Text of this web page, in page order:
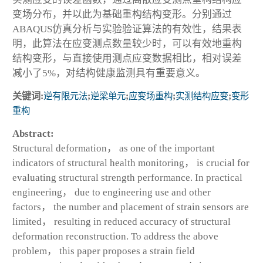
变场分布，并以此为基础重构结构变形。分别通过
ABAQUS仿真分析与实验验证算法的有效性，结果表
明，此算法在应变测点数量较少时，可以有效地重构
结构变形，与直接使用测点应变数据相比，相对误差
减小了5%，对结构健康监测具有重要意义。
关键词:逆有限元法;逆梁单元;应变场重构;实测结构应变;变形
重构
Abstract:
Structural deformation， as one of the important
indicators of structural health monitoring， is crucial for
evaluating structural strength performance. In practical
engineering， due to engineering use and other
factors， the number and placement of strain sensors are
limited， resulting in reduced accuracy of structural
deformation reconstruction. To address the above
problem， this paper proposes a strain field